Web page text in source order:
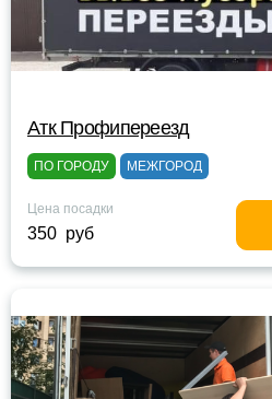
Атк Профипереезд
ПО ГОРОДУ МЕЖГОРОД
Цена посадки
350 руб